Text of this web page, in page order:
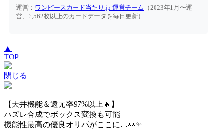
運営： ワンピースカード当たり.jp 運営チーム （2023年1月〜運
営、3,562枚以上のカードデータを毎日更新）
▲
TOP
閉じる
【天井機能＆還元率97%以上🔥】
ハズレ合成でボックス変換も可能！
機能性最高の優良オリパがここに…👀✨